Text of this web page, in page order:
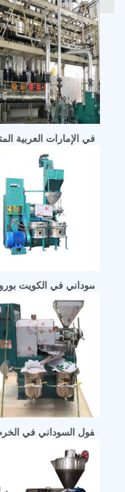
الفول السوداني في السليمانية
دليل خطة
السوداني في الكويت
خط معالجة آلة عصر زيت الفول
الفول السوداني في